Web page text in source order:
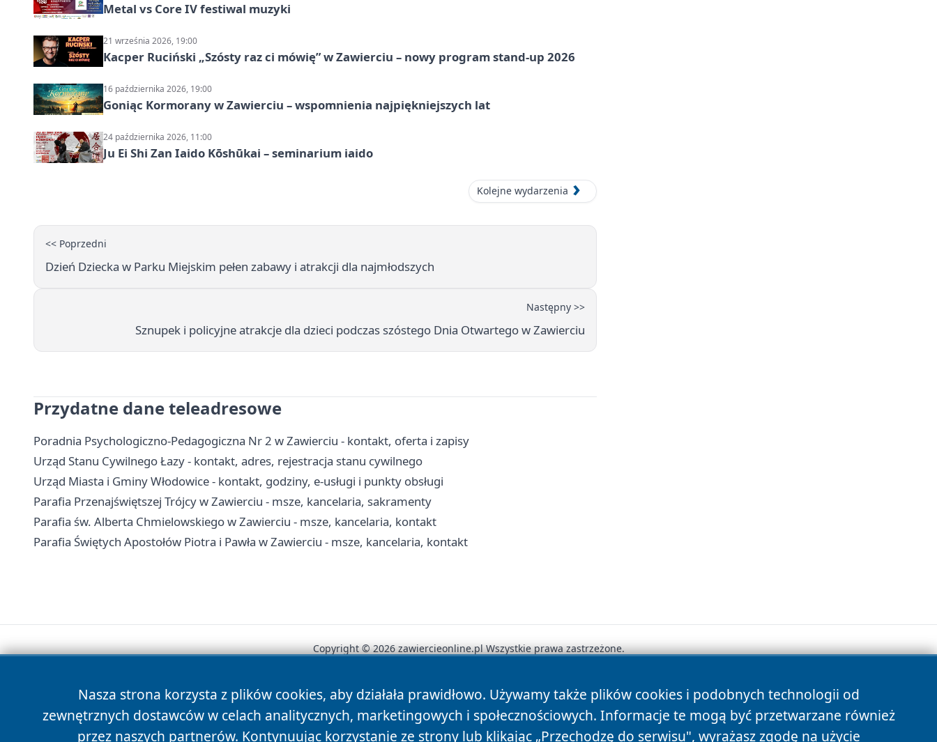
Metal vs Core IV festiwal muzyki
21 września 2026, 19:00
Kacper Ruciński „Szósty raz ci mówię” w Zawierciu – nowy program stand-up 2026
16 października 2026, 19:00
Goniąc Kormorany w Zawierciu – wspomnienia najpiękniejszych lat
24 października 2026, 11:00
Ju Ei Shi Zan Iaido Kōshūkai – seminarium iaido
Kolejne wydarzenia
<< Poprzedni
Dzień Dziecka w Parku Miejskim pełen zabawy i atrakcji dla najmłodszych
Następny >>
Sznupek i policyjne atrakcje dla dzieci podczas szóstego Dnia Otwartego w Zawierciu
Przydatne dane teleadresowe
Poradnia Psychologiczno-Pedagogiczna Nr 2 w Zawierciu - kontakt, oferta i zapisy
Urząd Stanu Cywilnego Łazy - kontakt, adres, rejestracja stanu cywilnego
Urząd Miasta i Gminy Włodowice - kontakt, godziny, e-usługi i punkty obsługi
Parafia Przenajświętszej Trójcy w Zawierciu - msze, kancelaria, sakramenty
Parafia św. Alberta Chmielowskiego w Zawierciu - msze, kancelaria, kontakt
Parafia Świętych Apostołów Piotra i Pawła w Zawierciu - msze, kancelaria, kontakt
Nasza strona korzysta z plików cookies, aby działała prawidłowo. Używamy także plików cookies i podobnych technologii od
zewnętrznych dostawców w celach analitycznych, marketingowych i społecznościowych. Informacje te mogą być przetwarzane również
przez naszych partnerów. Kontynuując korzystanie ze strony lub klikając „Przechodzę do serwisu", wyrażasz zgodę na użycie
Copyright © 2026 zawiercieonline.pl Wszystkie prawa zastrzeżone.
News Autorzy Polityka Prywatności Polityka Cookies